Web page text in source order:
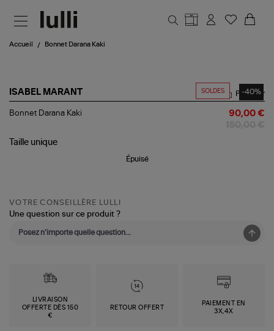
Accueil Bonnet Darana Kaki
SOLDES -40%
ISABEL MARANT
Bonnet
Partager
Bonnet Darana Kaki 90,00 €
Taille unique
Épuisé
VOTRE CONSEILLÈRE LULLI
Une question sur ce produit ?
LIVRAISON
OFFERTE DÈS 150
€
RETOUR OFFERT
PAIEMENT EN
3X,4X